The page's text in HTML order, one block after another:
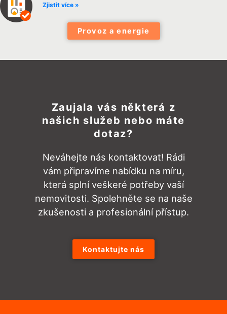
Zjistit více »
Provoz a energie
Zaujala vás některá z
našich služeb nebo máte
dotaz?
Neváhejte nás kontaktovat! Rádi
vám připravíme nabídku na míru,
která splní veškeré potřeby vaší
nemovitosti. Spolehněte se na naše
zkušenosti a profesionální přístup.
Kontaktujte nás